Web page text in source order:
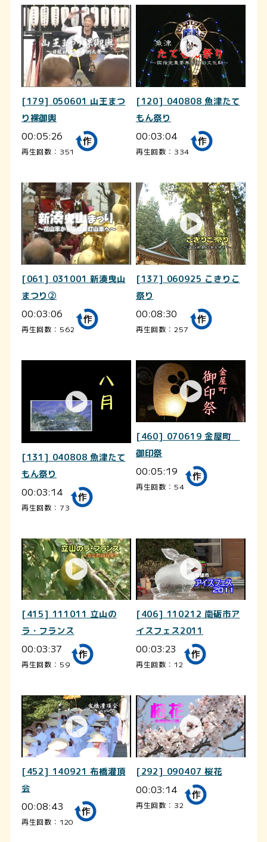
[179] 050601 山王まつ
り裸御輿
00:05:26
再生回数：351
[120] 040808 魚津たて
もん祭り
00:03:04
再生回数：334
[061] 031001 新湊曳山
まつり②
00:03:06
再生回数：562
[137] 060925 こきりこ
祭り
00:08:30
再生回数：257
[131] 040808 魚津たて
もん祭り
00:03:14
再生回数：73
[460] 070619 金屋町
御印祭
00:05:19
再生回数：54
[415] 111011 立山の
ラ・フランス
00:03:37
再生回数：59
[406] 110212 南砺市ア
イスフェス2011
00:03:23
再生回数：12
[452] 140921 布橋灌頂
会
00:08:43
再生回数：120
[292] 090407 桜花
00:03:14
再生回数：32